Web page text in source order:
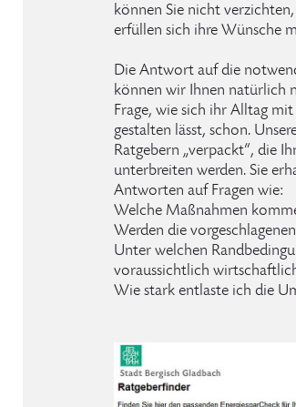
können Sie nicht
erfüllen sich ihre Wünsche
Die Antwort auf die
können wir Ihnen natürlich
Frage, wie sich ihr Alltag
gestalten lässt, schon.
Ratgebern „verpackt“, die
unterbreiten werden. Sie
Antworten auf Fragen wie:
Welche Maßnahmen
Werden die
Unter welchen
voraussichtlich
Wie stark entlaste ich die